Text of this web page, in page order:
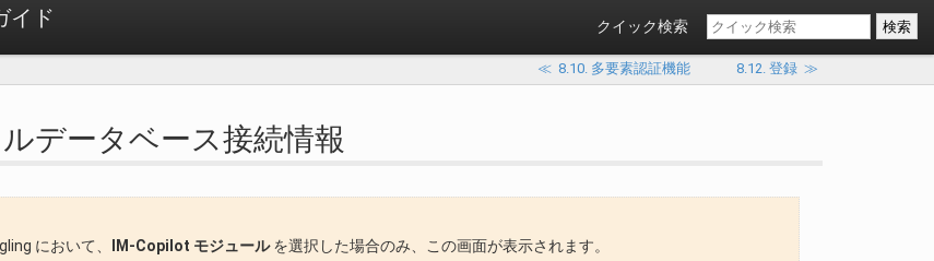
イド クイック検索
≪ 8.10. 多要素認証機能 8.12. 登録≫
データベース接続情報
において、 IM-Copilot モジュールを選択した場合のみ、この画面が表示されます。